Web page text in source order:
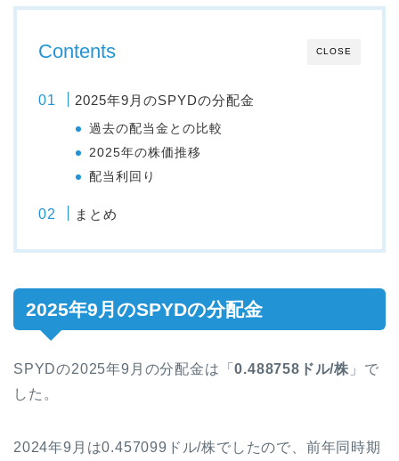
CLOSE
Contents
2025年9月のSPYDの分配金
過去の配当金との比較
2025年の株価推移
配当利回り
まとめ
2025年9月のSPYDの分配金
SPYDの2025年9月の分配金は「0.488758ドル/株 」で
した。
2024年9月は0.457099ドル/株でしたので、前年同時期